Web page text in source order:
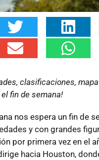
clasificaciones,
fin de semana!
nos espera un fin de
y con grandes
por primera vez en el
hacia Houston,